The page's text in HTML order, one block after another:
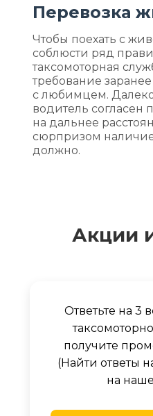
Перевозка
Чтобы поехать с
соблюсти ряд
таксомоторная
требование
с любимцем.
водитель согласен
на дальнее
сюрпризом
должно.
Акции
Ответьте на 3
получите
(Найти ответы
на